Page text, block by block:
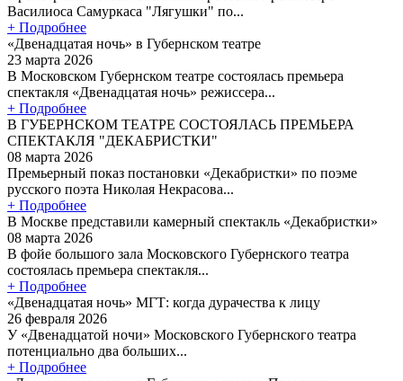
Василиоса Самуркаса "Лягушки" по...
+ Подробнее
«Двенадцатая ночь» в Губернском театре
23 марта 2026
В Московском Губернском театре состоялась премьера
спектакля «Двенадцатая ночь» режиссера...
+ Подробнее
В ГУБЕРНСКОМ ТЕАТРЕ СОСТОЯЛАСЬ ПРЕМЬЕРА
СПЕКТАКЛЯ "ДЕКАБРИСТКИ"
08 марта 2026
Премьерный показ постановки «Декабристки» по поэме
русского поэта Николая Некрасова...
+ Подробнее
В Москве представили камерный спектакль «Декабристки»
08 марта 2026
В фойе большого зала Московского Губернского театра
состоялась премьера спектакля...
+ Подробнее
«Двенадцатая ночь» МГТ: когда дурачества к лицу
26 февраля 2026
У «Двенадцатой ночи» Московского Губернского театра
потенциально два больших...
+ Подробнее